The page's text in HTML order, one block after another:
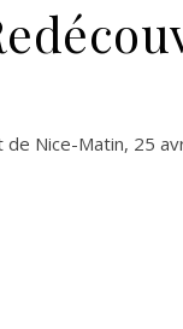
de Nice-Matin, 25